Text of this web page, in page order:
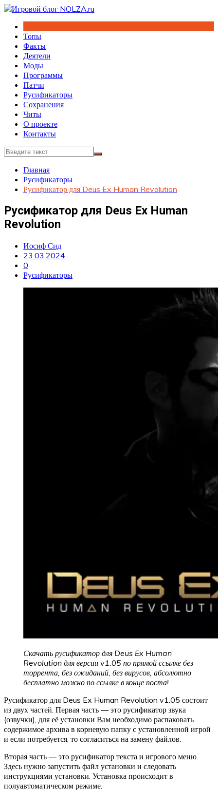
Перейти
содержимому
Топы
Факты
Деятели
Моды
Программы
Патчи
Русификаторы
Сохранения
Читы
О проекте
Контакты
Главная
Русификаторы
Русификатор для Deus Ex Human Revolution
Русификатор для Deus Ex Human
Revolution
Иосиф Сид
23.03.2024
0
Русификаторы
Скачать русификатор для Deus Ex Human
Revolution для версии v1.05 по прямой ссылке без
торрента, без ожиданий, без вирусов, абсолютно
бесплатно можно по ссылке в конце поста!
Русификатор для Deus Ex Human Revolution v1.05 состоит
из двух частей. Первая часть — это русификатор звука
(озвучки), для её установки Вам необходимо распаковать
содержимое архива в корневую папку с установленной игрой
и если потребуется, то согласиться на замену файлов.
Вторая часть — это русификатор текста и игрового меню.
Здесь нужно запустить файл установки и следовать
инструкциями установки. Установка происходит в
полуавтоматическом режиме.